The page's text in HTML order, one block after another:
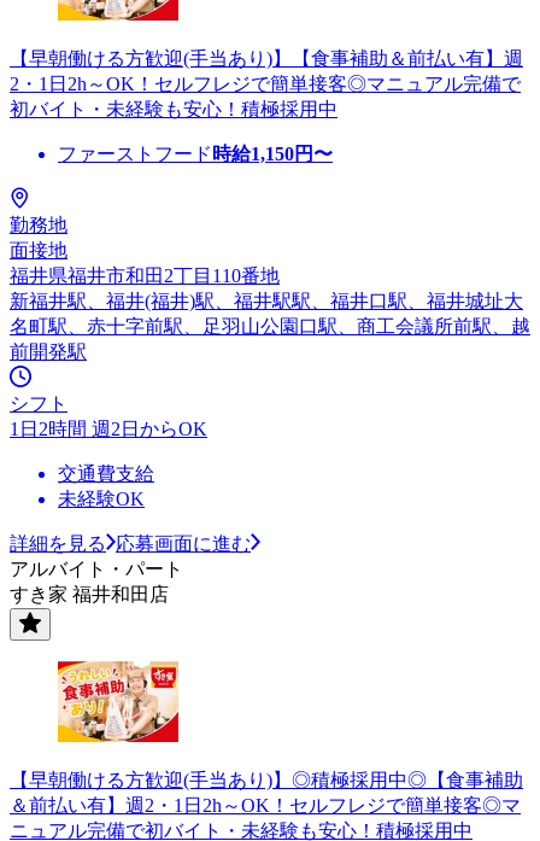
【早朝働ける方歓迎(手当あり)】【食事補助＆前払い有】週
2・1日2h～OK！セルフレジで簡単接客◎マニュアル完備で
初バイト・未経験も安心！積極採用中
ファーストフード 時給1,150円〜
勤務地
面接地
福井県福井市和田2丁目110番地
新福井駅、福井(福井)駅、福井駅駅、福井口駅、福井城址大
名町駅、赤十字前駅、足羽山公園口駅、商工会議所前駅、越
前開発駅
シフト
1日2時間 週2日からOK
交通費支給
未経験OK
詳細を見る
応募画面に進む
アルバイト・パート
すき家 福井和田店
【早朝働ける方歓迎(手当あり)】◎積極採用中◎【食事補助
＆前払い有】週2・1日2h～OK！セルフレジで簡単接客◎マ
ニュアル完備で初バイト・未経験も安心！積極採用中